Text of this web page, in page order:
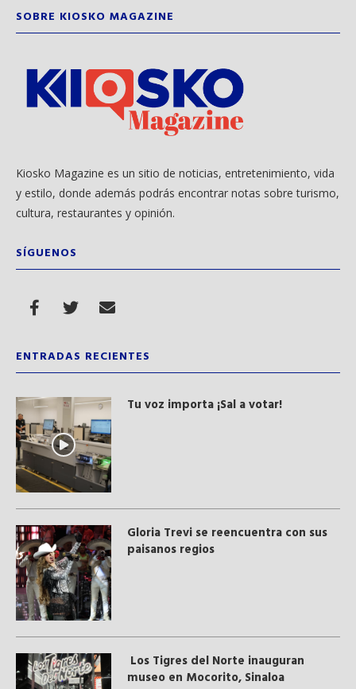
SOBRE KIOSKO MAGAZINE
Kiosko Magazine es un sitio de noticias, entretenimiento, vida
y estilo, donde además podrás encontrar notas sobre turismo,
cultura, restaurantes y opinión.
SÍGUENOS
ENTRADAS RECIENTES
Tu voz importa ¡Sal a votar!
Gloria Trevi se reencuentra con sus
paisanos regios
Los Tigres del Norte inauguran
museo en Mocorito, Sinaloa